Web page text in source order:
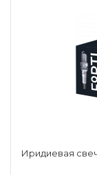
Иридиевая